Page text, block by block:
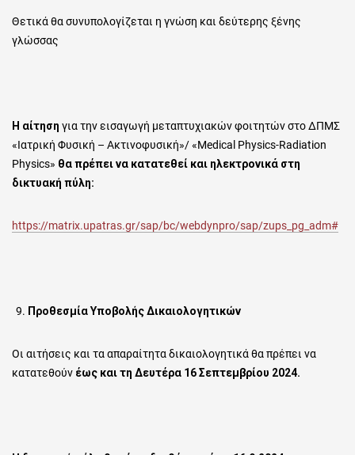
Θετικά θα συνυπολογίζεται η γνώση και δεύτερης ξένης
γλώσσας
Η αίτηση για την εισαγωγή μεταπτυχιακών φοιτητών στο ΔΠΜΣ
«Ιατρική Φυσική – Ακτινοφυσική»/ «Medical Physics-Radiation
Physics» θα πρέπει να κατατεθεί και ηλεκτρονικά στη
δικτυακή πύλη:
https://matrix.upatras.gr/sap/bc/webdynpro/sap/zups_pg_adm#
Προθεσμία Υποβολής Δικαιολογητικών
Οι αιτήσεις και τα απαραίτητα δικαιολογητικά θα πρέπει να
κατατεθούν έως και τη Δευτέρα 16 Σεπτεμβρίου 2024.